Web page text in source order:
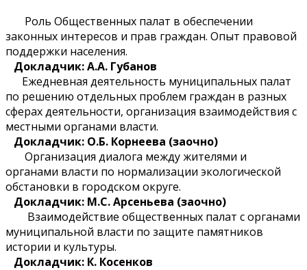
Роль Общественных палат в обеспечении
законных интересов и прав граждан. Опыт правовой
поддержки населения.
Докладчик: А.А. Губанов
Ежедневная деятельность муниципальных палат
по решению отдельных проблем граждан в разных
сферах деятельности, организация взаимодействия с
местными органами власти.
Докладчик: О.Б. Корнеева (заочно)
Организация диалога между жителями и
органами власти по нормализации экологической
обстановки в городском округе.
Докладчик: М.С. Арсеньева (заочно)
Взаимодействие общественных палат с органами
муниципальной власти по защите памятников
истории и культуры.
Докладчик: К. Косенков